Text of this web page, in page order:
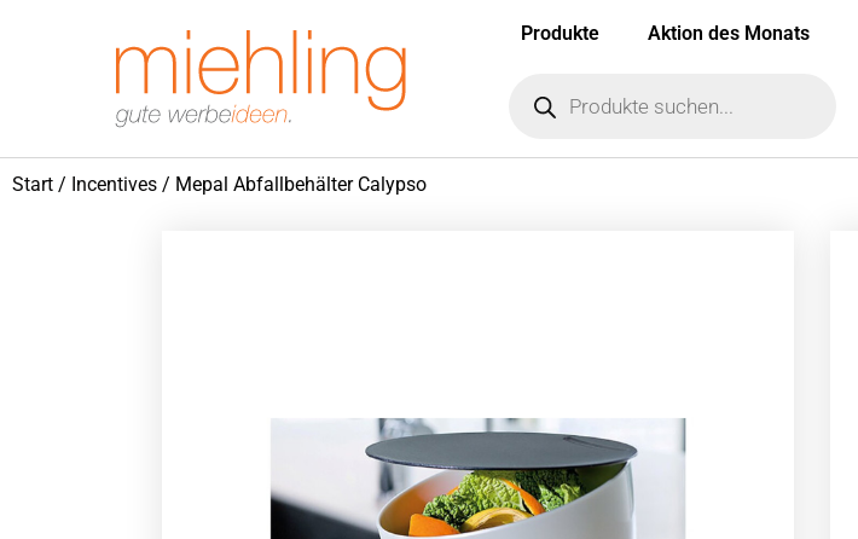
Produkte Aktion des Monats
Start / Incentives / Mepal Abfallbehälter Calypso